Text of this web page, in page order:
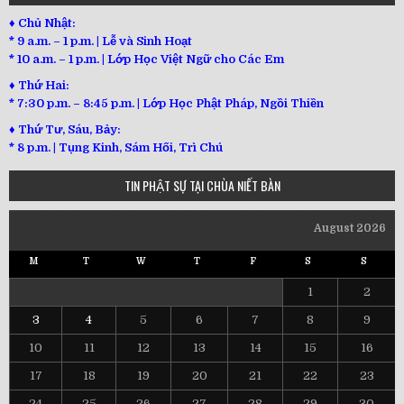
♦ Chủ Nhật:
* 9 a.m. – 1 p.m. | Lễ và Sinh Hoạt
* 10 a.m. – 1 p.m. | Lớp Học Việt Ngữ cho Các Em
♦ Thứ Hai:
* 7:30 p.m. – 8:45 p.m. | Lớp Học Phật Pháp, Ngồi Thiền
♦ Thứ Tư, Sáu, Bảy:
* 8 p.m. | Tụng Kinh, Sám Hối, Trì Chú
TIN PHẬT SỰ TẠI CHÙA NIẾT BÀN
August 2026
M T W T F S S
1 2
3 4 5 6 7 8 9
10 11 12 13 14 15 16
17 18 19 20 21 22 23